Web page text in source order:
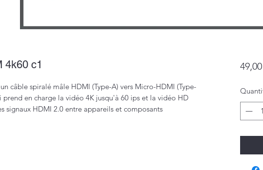
4k60 c1
câble spiralé mâle HDMI (Type-A) vers Micro-HDMI (Type-
prend en charge la vidéo 4K jusqu'à 60 ips et la vidéo HD
signaux HDMI 2.0 entre appareils et composants